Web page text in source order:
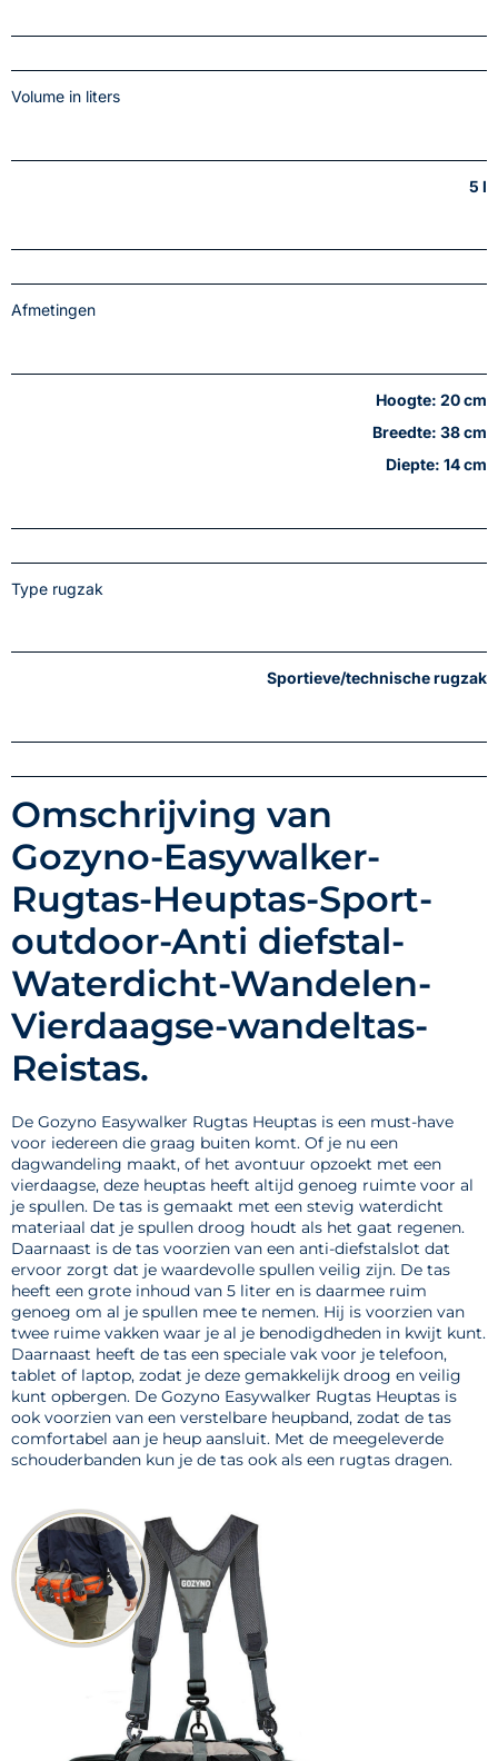
Volume in liters
5 l
Afmetingen
Hoogte: 20 cm
Breedte: 38 cm
Diepte: 14 cm
Type rugzak
Sportieve/technische rugzak
Omschrijving van
Gozyno-Easywalker-
Rugtas-Heuptas-Sport-
outdoor-Anti diefstal-
Waterdicht-Wandelen-
Vierdaagse-wandeltas-
Reistas.
De Gozyno Easywalker Rugtas Heuptas is een must-have
voor iedereen die graag buiten komt. Of je nu een
dagwandeling maakt, of het avontuur opzoekt met een
vierdaagse, deze heuptas heeft altijd genoeg ruimte voor al
je spullen. De tas is gemaakt met een stevig waterdicht
materiaal dat je spullen droog houdt als het gaat regenen.
Daarnaast is de tas voorzien van een anti-diefstalslot dat
ervoor zorgt dat je waardevolle spullen veilig zijn. De tas
heeft een grote inhoud van 5 liter en is daarmee ruim
genoeg om al je spullen mee te nemen. Hij is voorzien van
twee ruime vakken waar je al je benodigdheden in kwijt kunt.
Daarnaast heeft de tas een speciale vak voor je telefoon,
tablet of laptop, zodat je deze gemakkelijk droog en veilig
kunt opbergen. De Gozyno Easywalker Rugtas Heuptas is
ook voorzien van een verstelbare heupband, zodat de tas
comfortabel aan je heup aansluit. Met de meegeleverde
schouderbanden kun je de tas ook als een rugtas dragen.